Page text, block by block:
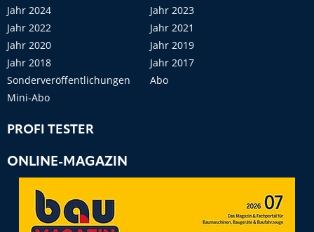
Jahr 2024
Jahr 2023
Jahr 2022
Jahr 2021
Jahr 2020
Jahr 2019
Jahr 2018
Jahr 2017
Sonderveröffentlichungen
Abo
Mini-Abo
PROFI TESTER
ONLINE-MAGAZIN